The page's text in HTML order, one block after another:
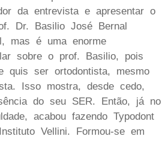
da entrevista e apresentar o
Dr. Basilio José Bernal
mas é uma enorme
sobre o prof. Basilio, pois
quis ser ortodontista, mesmo
Isso mostra, desde cedo,
do seu SER. Então, já no
acabou fazendo Typodont
Vellini. Formou-se em